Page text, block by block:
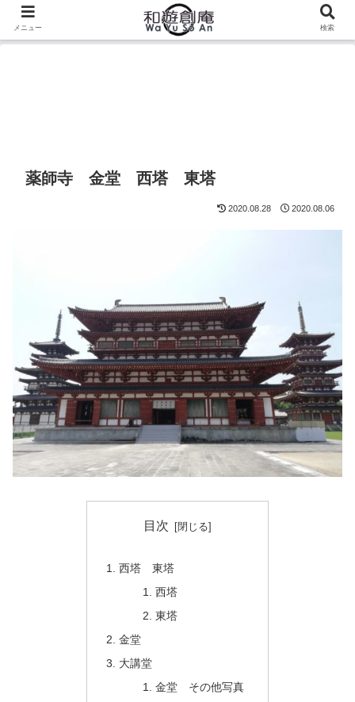
薬師寺 金堂 西塔 東塔
2020.08.28 2020.08.06
目次
西塔 東塔
西塔
東塔
金堂
大講堂
金堂 その他写真
メニュー 検索